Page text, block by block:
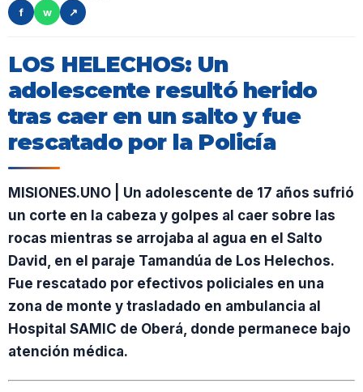
f
w ↗
LOS HELECHOS: Un
adolescente resultó herido
tras caer en un salto y fue
rescatado por la Policía
MISIONES.UNO | Un adolescente de 17 años sufrió
un corte en la cabeza y golpes al caer sobre las
rocas mientras se arrojaba al agua en el Salto
David, en el paraje Tamandúa de Los Helechos.
Fue rescatado por efectivos policiales en una
zona de monte y trasladado en ambulancia al
Hospital SAMIC de Oberá, donde permanece bajo
atención médica.